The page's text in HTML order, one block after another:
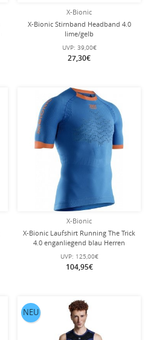
X-Bionic
X-Bionic Stirnband Headband 4.0
lime/gelb
UVP: 39,00€
27,30€
X-Bionic
X-Bionic Laufshirt Running The Trick
4.0 enganliegend blau Herren
UVP: 125,00€
104,95€
NEU